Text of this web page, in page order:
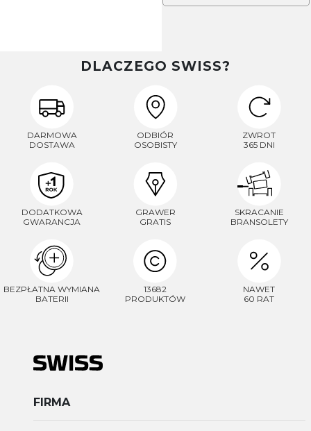
DLACZEGO SWISS?
DARMOWA
DOSTAWA
ODBIÓR
OSOBISTY
ZWROT
365 DNI
DODATKOWA
GWARANCJA
GRAWER
GRATIS
SKRACANIE
BRANSOLETY
BEZPŁATNA WYMIANA
BATERII
13682
PRODUKTÓW
NAWET
60 RAT
FIRMA